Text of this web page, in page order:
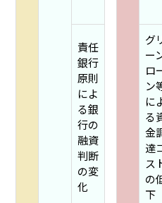
責任
銀行
原則
によ
る銀
行の
融資
判断
の変
化
グ
ー
ロ
ン
に
る
金
達
ス
の
下